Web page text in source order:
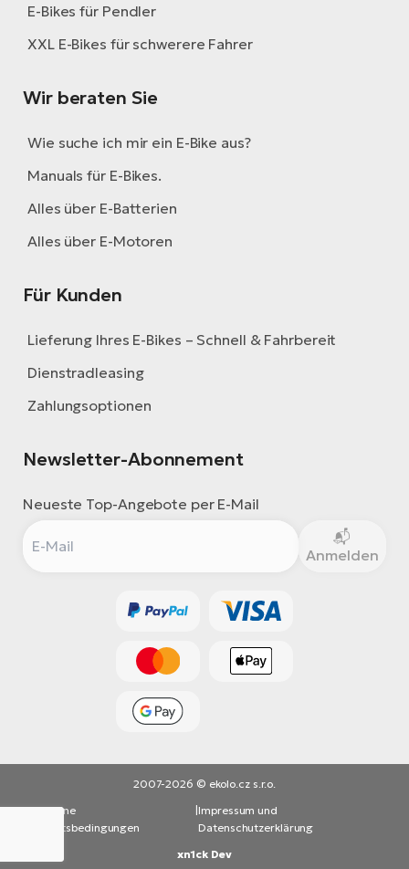
E-Bikes für Pendler
XXL E-Bikes für schwerere Fahrer
Wir beraten Sie
Wie suche ich mir ein E-Bike aus?
Manuals für E-Bikes.
Alles über E-Batterien
Alles über E-Motoren
Für Kunden
Lieferung Ihres E-Bikes – Schnell & Fahrbereit
Dienstradleasing
Zahlungsoptionen
Newsletter-Abonnement
Neueste Top-Angebote per E-Mail
Anmelden
2007-2026 © ekolo.cz s.r.o.
Allgemeine
Geschäftsbedingungen
Impressum und
Datenschutzerklärung
xn1ck Dev